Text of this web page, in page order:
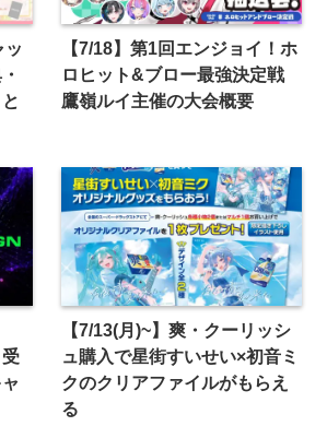
ッ
【7/18】第1回エンジョイ！ホ
ロヒット&ブロー最強決定戦
鷹嶺ルイ主催の大会概要
【7/13(月)~】爽・クーリッシ
ュ購入で星街すいせい×初音ミ
クのクリアファイルがもらえ
る